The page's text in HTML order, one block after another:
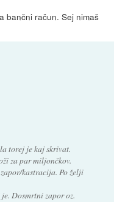
bančni račun. Sej nimaš
torej je kaj skrivat.
za par miljončkov.
kastracija. Po želji
Dosmrtni zapor oz.